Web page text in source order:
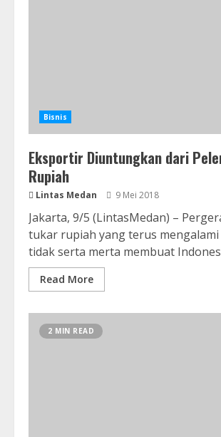
Bisnis
Eksportir Diuntungkan dari
Rupiah
Lintas Medan 9 Mei 2018
Jakarta, 9/5 (LintasMedan) –
tukar rupiah yang terus mengalami
tidak serta merta membuat
Read More
2 MIN READ